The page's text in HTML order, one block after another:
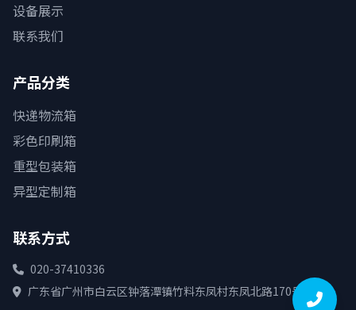
设备展示
联系我们
产品分类
快递物流箱
彩色印刷箱
重型包装箱
异型定制箱
联系方式
020-37410336
广东省广州市白云区钟落潭镇竹料东凤村东凤北路170号